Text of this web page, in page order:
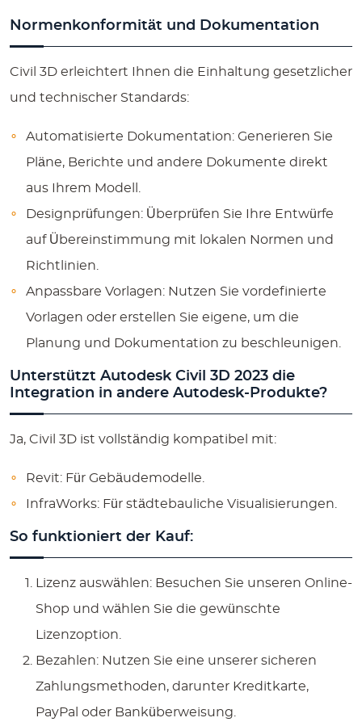
Normenkonformität und Dokumentation
Civil 3D erleichtert Ihnen die Einhaltung gesetzlicher
und technischer Standards:
Automatisierte Dokumentation: Generieren Sie
Pläne, Berichte und andere Dokumente direkt
aus Ihrem Modell.
Designprüfungen: Überprüfen Sie Ihre Entwürfe
auf Übereinstimmung mit lokalen Normen und
Richtlinien.
Anpassbare Vorlagen: Nutzen Sie vordefinierte
Vorlagen oder erstellen Sie eigene, um die
Planung und Dokumentation zu beschleunigen.
Unterstützt Autodesk Civil 3D 2023 die
Integration in andere Autodesk-Produkte?
Ja, Civil 3D ist vollständig kompatibel mit:
Revit: Für Gebäudemodelle.
InfraWorks: Für städtebauliche Visualisierungen.
So funktioniert der Kauf:
Lizenz auswählen: Besuchen Sie unseren Online-
Shop und wählen Sie die gewünschte
Lizenzoption.
Bezahlen: Nutzen Sie eine unserer sicheren
Zahlungsmethoden, darunter Kreditkarte,
PayPal oder Banküberweisung.